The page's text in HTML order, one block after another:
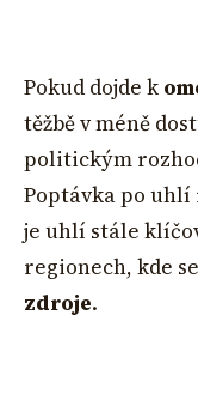
Pokud dojde k
těžbě v méně
politickým
Poptávka po uhlí
je uhlí stále
regionech, kde
zdroje.